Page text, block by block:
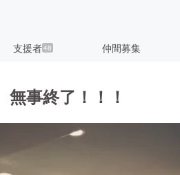
支援者48 仲間募集
事終了！！！